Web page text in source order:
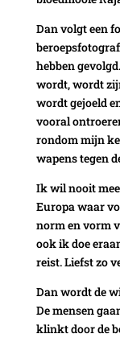
Dan volgt een
hebben
wordt, wordt
wordt gejoeld
vooral
rondom mijn
wapens tegen
Ik wil nooit
Europa waar
norm en vorm
ook ik doe
reist. Liefst zo
Dan wordt de
De mensen
klinkt door de